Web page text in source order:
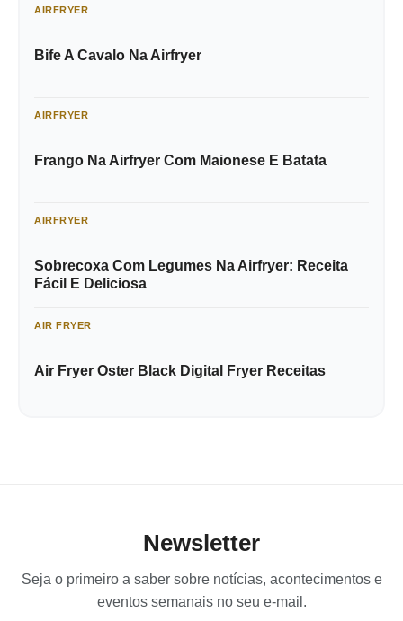
AIRFRYER
Bife A Cavalo Na Airfryer
AIRFRYER
Frango Na Airfryer Com Maionese E Batata
AIRFRYER
Sobrecoxa Com Legumes Na Airfryer: Receita
Fácil E Deliciosa
AIR FRYER
Air Fryer Oster Black Digital Fryer Receitas
Newsletter
Seja o primeiro a saber sobre notícias, acontecimentos e
eventos semanais no seu e-mail.